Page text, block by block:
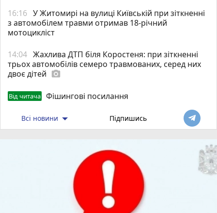
16:16 У Житомирі на вулиці Київській при зіткненні
з автомобілем травми отримав 18-річний
мотоцикліст
14:04 Жахлива ДТП біля Коростеня: при зіткненні
трьох автомобілів семеро травмованих, серед них
двоє дітей photo_camera
Від читача Фішингові посилання
Всі новини Підпишись